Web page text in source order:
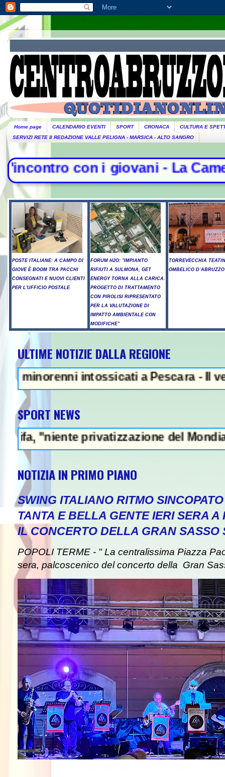
Home page CALENDARIO EVENTI SPORT CRONACA
CULTURA E
SERVIZI RETE 8 REDAZIONE VALLE PELIGNA - MARSICA - ALTO SANGRO
i giovani - La Camera
POSTE ITALIANE: A CAMPO DI
GIOVE È BOOM TRA PACCHI
CONSEGNATI E NUOVI CLIENTI
PER L'UFFICIO POSTALE
FORUM H2O: "IMPIANTO
RIFIUTI A SULMONA, GET
ENERGY TORNA ALLA CARICA.
PROGETTO DI TRATTAMENTO
CON PIROLISI RIPRESENTATO
PER LA VALUTAZIONE DI
IMPATTO AMBIENTALE CON
MODIFICHE"
TORREVECCHIA
OMBELICO D’ABRUZZO
ULTIME NOTIZIE DALLA REGIONE
intossicati a Pescara - Il vento
SPORT NEWS
privatizzazione del Mondiale"-
NOTIZIA IN PRIMO PIANO
SWING ITALIANO RITMO
TANTA E BELLA GENTE IERI SERA A
IL CONCERTO DELLA GRAN SASSO
POPOLI TERME - " La centralissima Piazza
sera, palcoscenico del concerto della Gran
NEWS IN